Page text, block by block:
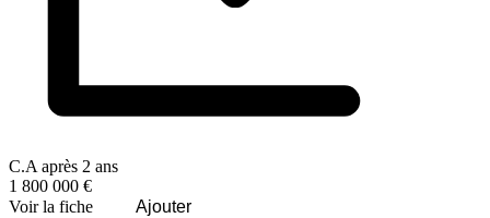
C.A après 2 ans
1 800 000 €
Voir la fiche
Ajouter